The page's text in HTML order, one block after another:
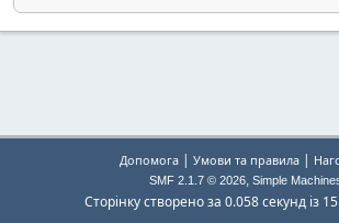
Допомога | Умови та правила |
SMF 2.1.7 © 2026, Simple
Сторінку створено за 0.058 секунд із